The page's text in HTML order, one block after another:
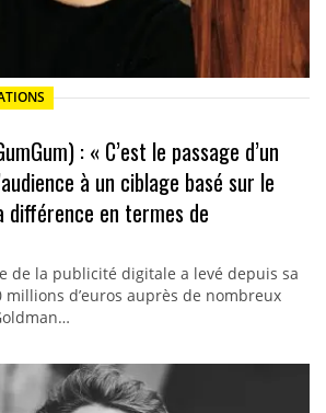
: « C’est le passage d’un
à un ciblage basé sur le
en termes de
de la publicité digitale a levé depuis sa
d’euros auprès de nombreux